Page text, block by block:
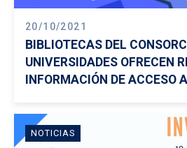
20/10/2021
BIBLIOTECAS DEL
UNIVERSIDADES OFRECEN
INFORMACIÓN DE ACCESO
NOTICIAS